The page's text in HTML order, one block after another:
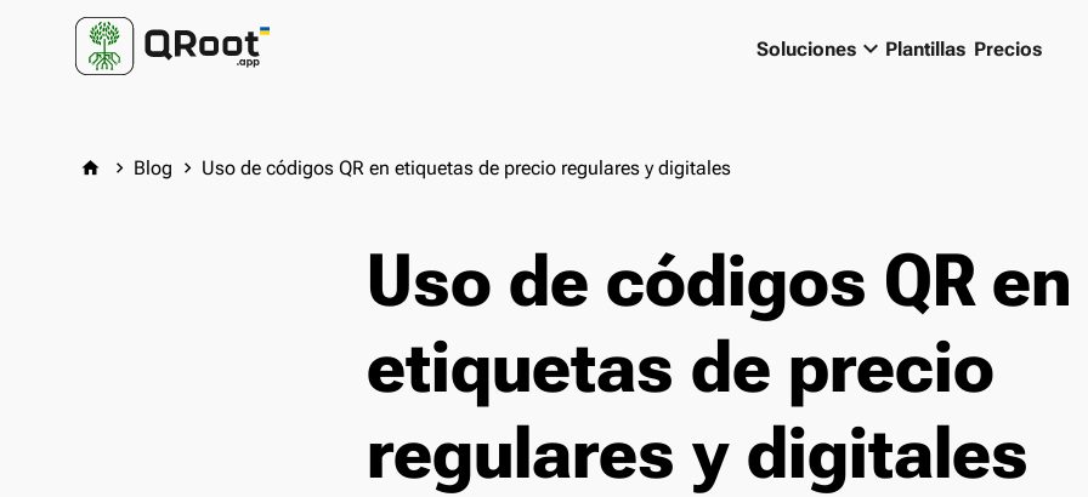
Solucioneskeyboard_arrow_down Plantillas Precios
home keyboard_arrow_right Blog keyboard_arrow_right Uso de códigos QR en etiquetas de precio regulares y digitales
Uso de códigos QR en
etiquetas de precio
regulares y digitales